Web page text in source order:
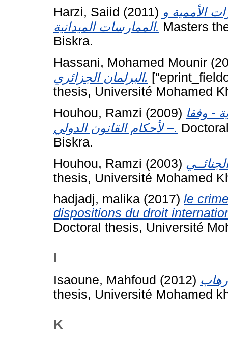
Harzi, Saiid (2011) الأممية و
الممارسات الميدانية. Masters
Biskra.
Hassani, Mohamed Mounir
البرلمان الجزائري.
thesis, Université Mohamed
Houhou, Ramzi (2009) - وفقا
لأحكام القانون الدولي –.
Biskra.
Houhou, Ramzi (2003)
thesis, Université Mohamed
hadjadj, malika (2017) le
dispositions du droit
Doctoral thesis, Université
I
Isaoune, Mahfoud (2012)
thesis, Université Mohamed
K